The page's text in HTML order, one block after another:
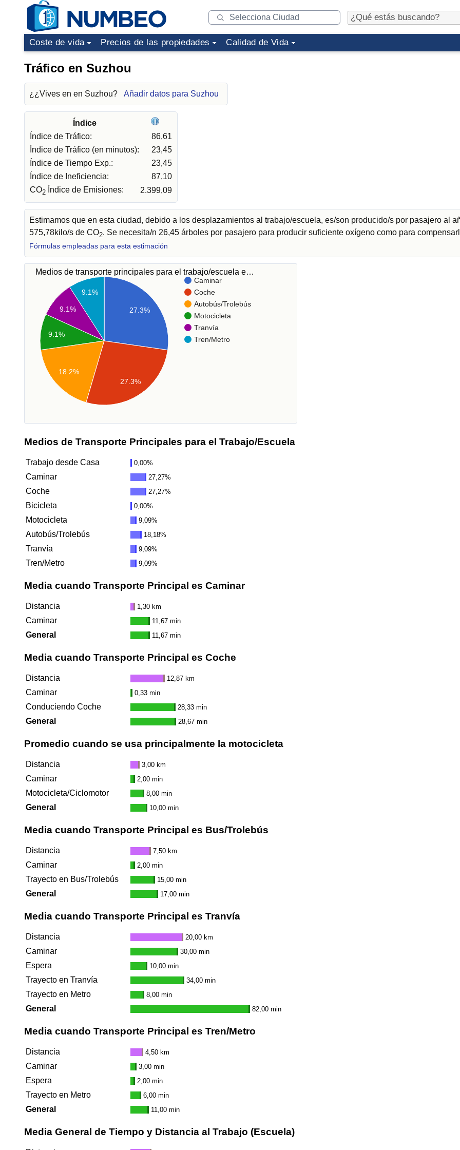
Coste de vida Precios de las propiedades Calidad de Vida
Tráfico en Suzhou
¿¿Vives en en Suzhou? Añadir datos para Suzhou
Índice
Índice de Tráfico:
86,61
Índice de Tráfico (en minutos):
23,45
Índice de Tiempo Exp.:
23,45
Índice de Ineficiencia:
87,10
CO2 Índice de Emisiones: 2.399,09
Estimamos que en esta ciudad, debido a los desplazamientos al trabajo/escuela, es/son producido/s por pasajero al
575,78kilo/s de CO2. Se necesita/n 26,45 árboles por pasajero para producir suficiente oxígeno como para
Fórmulas empleadas para esta estimación
Medios de transporte principales para el trabajo/escuela e…
Caminar
Coche
Autobús/Trolebús
Motocicleta
Tranvía
Tren/Metro
27.3%
9.1%
9.1%
9.1%
18.2%
27.3%
Medios de Transporte Principales para el Trabajo/Escuela
Trabajo desde Casa 0,00%
Caminar 27,27%
Coche 27,27%
Bicicleta 0,00%
Motocicleta 9,09%
Autobús/Trolebús 18,18%
Tranvía 9,09%
Tren/Metro 9,09%
Media cuando Transporte Principal es Caminar
Distancia 1,30 km
Caminar 11,67 min
General 11,67 min
Media cuando Transporte Principal es Coche
Distancia 12,87 km
Caminar 0,33 min
Conduciendo Coche 28,33 min
General 28,67 min
Promedio cuando se usa principalmente la motocicleta
Distancia 3,00 km
Caminar 2,00 min
Motocicleta/Ciclomotor 8,00 min
General 10,00 min
Media cuando Transporte Principal es Bus/Trolebús
Distancia 7,50 km
Caminar 2,00 min
Trayecto en Bus/Trolebús 15,00 min
General 17,00 min
Media cuando Transporte Principal es Tranvía
Distancia 20,00 km
Caminar 30,00 min
Espera 10,00 min
Trayecto en Tranvía 34,00 min
Trayecto en Metro 8,00 min
General 82,00 min
Media cuando Transporte Principal es Tren/Metro
Distancia 4,50 km
Caminar 3,00 min
Espera 2,00 min
Trayecto en Metro 6,00 min
General 11,00 min
Media General de Tiempo y Distancia al Trabajo (Escuela)